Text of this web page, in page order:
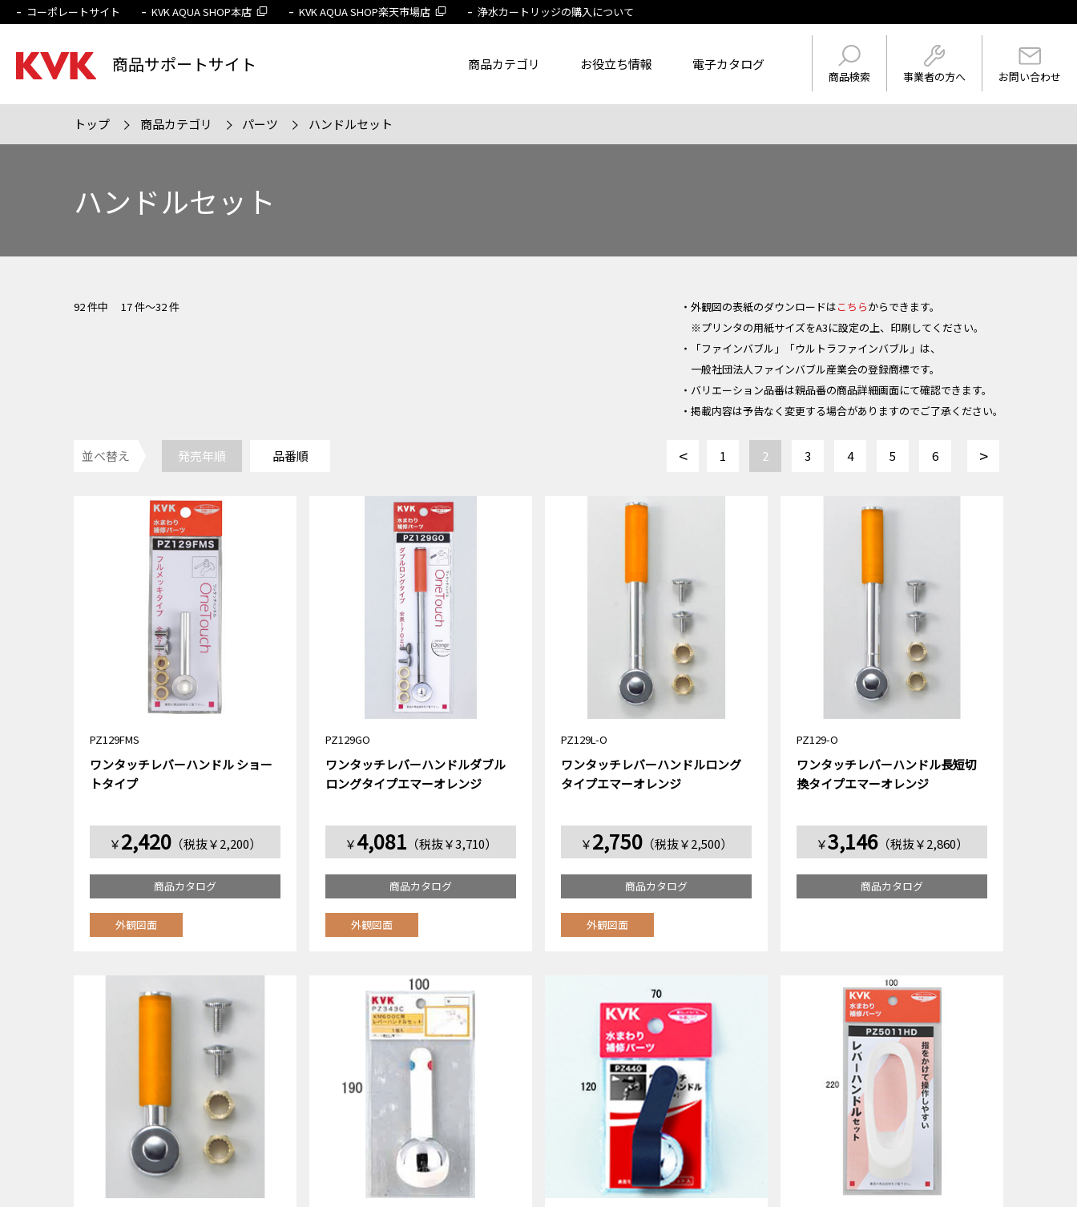
商品サポートサイト
商品検索 事業者の方へ お問い合わせ
商品カテゴリ お役立ち情報 電子カタログ
コーポレートサイト KVK AQUA SHOP本店 KVK AQUA SHOP楽天市場店 浄水カートリッジの購入について
トップ 商品カテゴリ パーツ ハンドルセット
ハンドルセット
92 件中 17 件～32 件 ・外観図の表紙のダウンロードはこちらからできます。
※プリンタの用紙サイズをA3に設定の上、印刷してください。
・「ファインバブル」「ウルトラファインバブル」は、
一般社団法人ファインバブル産業会の登録商標です。
・バリエーション品番は親品番の商品詳細画面にて確認できます。
・掲載内容は予告なく変更する場合がありますのでご了承ください。
並べ替え 発売年順 品番順 < 1 2 3 4 5 6 >
PZ129FMS
ワンタッチレバーハンドル ショー
トタイプ
￥2,420 （税抜￥2,200）
商品カタログ
外観図面
PZ129GO
ワンタッチレバーハンドルダブル
ロングタイプエマーオレンジ
￥4,081 （税抜￥3,710）
商品カタログ
外観図面
PZ129L-O
ワンタッチレバーハンドルロング
タイプエマーオレンジ
￥2,750 （税抜￥2,500）
商品カタログ
外観図面
PZ129-O
ワンタッチレバーハンドル長短切
換タイプエマーオレンジ
￥3,146 （税抜￥2,860）
商品カタログ